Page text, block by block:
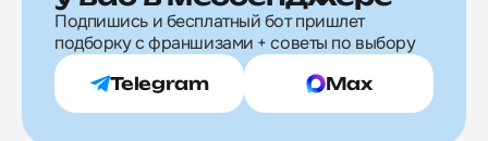
Подпишись и бесплатный бот пришлет
подборку с франшизами + советы по выбору
Telegram Max